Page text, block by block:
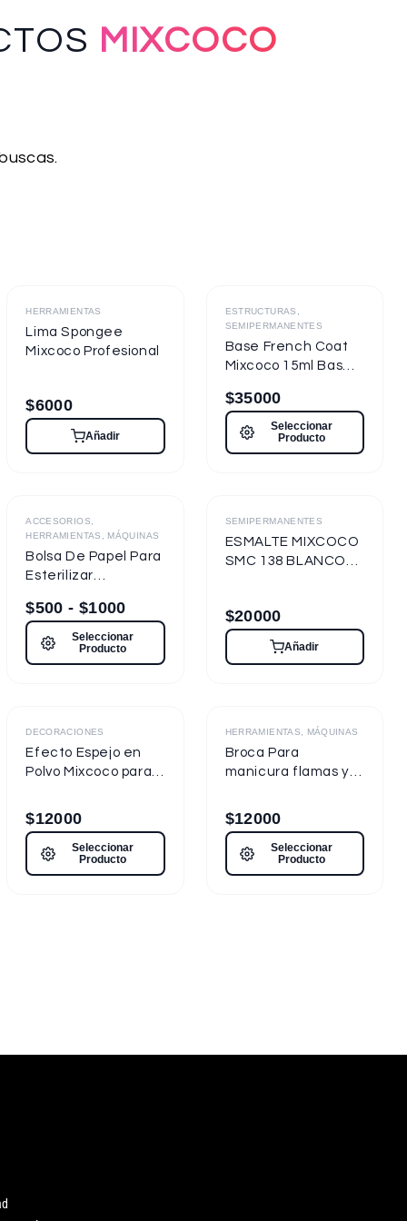
MIXCOCO
Destacado
HERRAMIENTAS
Lima Spongee
Mixcoco Profesional
$6000
Añadir
Destacado
ESTRUCTURAS,
SEMIPERMANENTES
Base French Coat
Mixcoco 15ml Base
$35000
Seleccionar
Producto
ACCESORIOS,
HERRAMIENTAS, MÁQUINAS
Bolsa De Papel Para
Esterilizar
$500 - $1000
Seleccionar
Producto
Destacado
SEMIPERMANENTES
ESMALTE MIXCOCO
SMC 138 BLANCO
$20000
Añadir
Destacado
DECORACIONES
Efecto Espejo en
Polvo Mixcoco para
$12000
Seleccionar
Producto
HERRAMIENTAS, MÁQUINAS
Broca Para
manicura flamas y
$12000
Seleccionar
Producto